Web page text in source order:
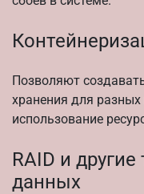
Позволяют
хранения для
использование
RAID и
данных